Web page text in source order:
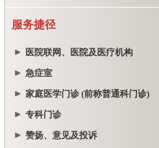
服务捷径
医院联网、医院及医疗机构
急症室
家庭医学门诊 (前称普通科门诊)
专科门诊
赞扬、意见及投诉